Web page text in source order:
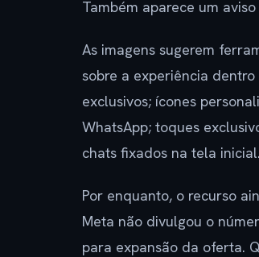
Também aparece um
As imagens sugerem
sobre a experiência
exclusivos; ícones
WhatsApp; toques
chats fixados na tela inicial.
Por enquanto, o recurso
Meta não divulgou o
para expansão da oferta.